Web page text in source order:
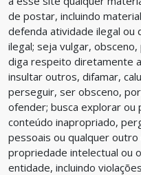
de postar, incluindo
defenda atividade ilegal ou
ilegal; seja vulgar,
diga respeito diretamente
insultar outros, difamar,
perseguir, ser obsceno,
ofender; busca explorar ou
conteúdo inapropriado,
pessoais ou qualquer
propriedade intelectual ou
entidade, incluindo